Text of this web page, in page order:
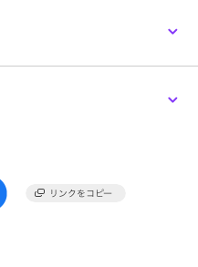
サロペット